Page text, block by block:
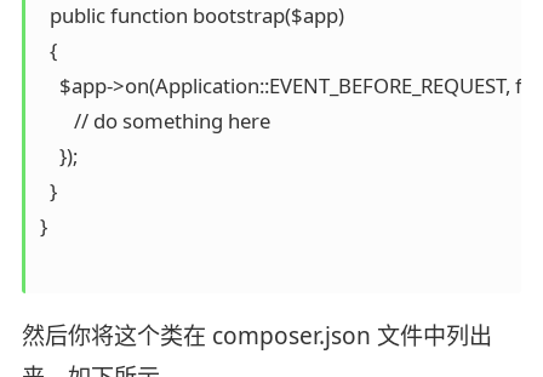
  public function bootstrap($app)
  {
$app->on(Application::EVENT_BEFORE_REQUEST,
       // do something here
    });
  }
}
然后你将这个类在 composer.json 文件中列出